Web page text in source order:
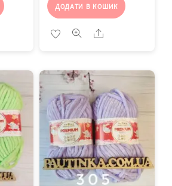
ДОДАТИ В КОШИК
Share